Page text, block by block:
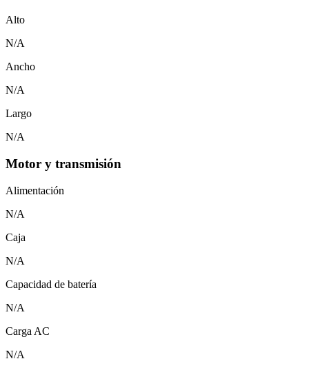
Alto
N/A
Ancho
N/A
Largo
N/A
Motor y transmisión
Alimentación
N/A
Caja
N/A
Capacidad de batería
N/A
Carga AC
N/A